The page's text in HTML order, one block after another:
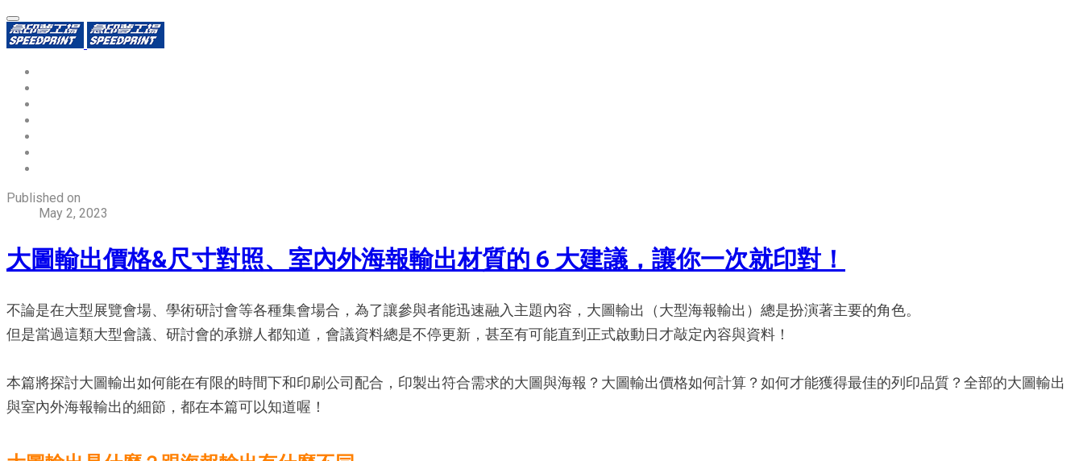
Published on
May 2, 2023
大圖輸出價格&尺寸對照、室內外海報輸出材質的 6 大建議，讓你一次就印對！
不論是在大型展覽會場、學術研討會等各種集會場合，為了讓參與者能迅速融入主題內容，大圖輸出（大型海報輸出）總是扮演著主要的角色。
但是當過這類大型會議、研討會的承辦人都知道，會議資料總是不停更新，甚至有可能直到正式啟動日才敲定內容與資料！
本篇將探討大圖輸出如何能在有限的時間下和印刷公司配合，印製出符合需求的大圖與海報？大圖輸出價格如何計算？如何才能獲得最佳的列印品質？全部的大圖輸出
與室內外海報輸出的細節，都在本篇可以知道喔！